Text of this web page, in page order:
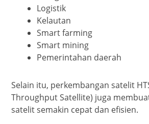
Logistik
Kelautan
Smart farming
Smart mining
Pemerintahan daerah
Selain itu, perkembangan satelit
Throughput Satellite) juga
satelit semakin cepat dan efisien.